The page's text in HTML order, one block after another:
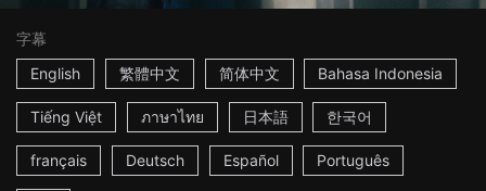
字幕
English
繁體中文 简体中文 Bahasa Indonesia
Tiếng Việt ภาษาไทย 日本語 한국어
français Deutsch Español Português